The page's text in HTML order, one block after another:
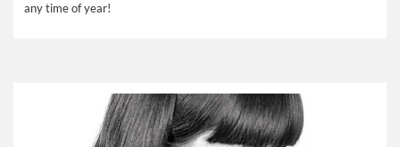
any time of year!